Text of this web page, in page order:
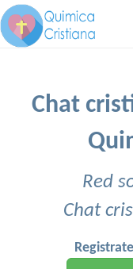
Chat
Red
Chat